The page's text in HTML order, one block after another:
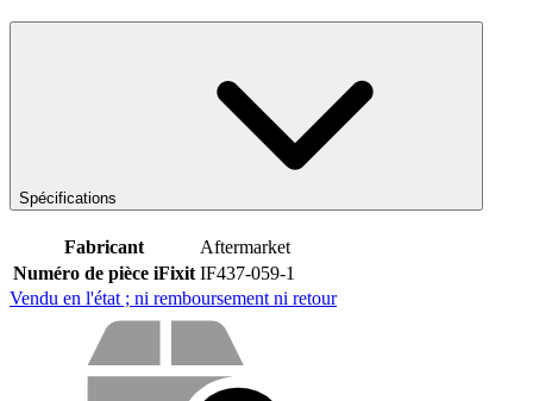
Spécifications
Fabricant
Aftermarket
Numéro de pièce iFixit IF437-059-1
Vendu en l'état ; ni remboursement ni retour
Vos avantages